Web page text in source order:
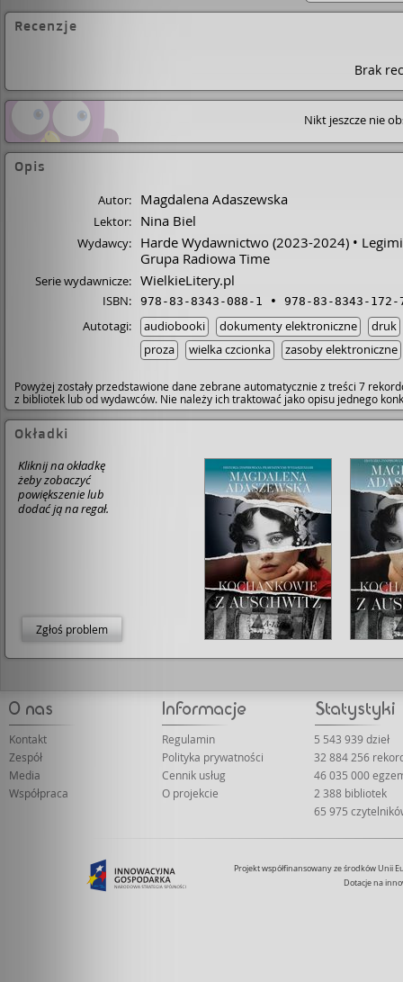
Recenzje
Brak
Nikt jeszcze nie
Opis
Autor: Magdalena Adaszewska
Lektor: Nina Biel
Wydawcy: Harde Wydawnictwo (2023-2024)
Legimi
Grupa Radiowa Time
Serie wydawnicze: WielkieLitery.pl
ISBN: 978-83-8343-088-1 978-83-8343-172-
Autotagi: audiobooki dokumenty elektroniczne
druk
proza
wielka czcionka zasoby elektroniczne
Powyżej zostały przedstawione dane zebrane automatycznie z treści 7
z bibliotek lub od wydawców. Nie należy ich traktować jako opisu jednego
Okładki
Kliknij na okładkę
żeby zobaczyć
powiększenie lub
dodać ją na regał.
Zgłoś problem
Kontakt
Zespół
Media
Współpraca
Regulamin
Polityka prywatności
Cennik usług
O projekcie
5 543 939 dzieł
32 884 256
46 035 000
2 388 bibliotek
65 975
Projekt współfinansowany ze środków Unii
Dotacje na